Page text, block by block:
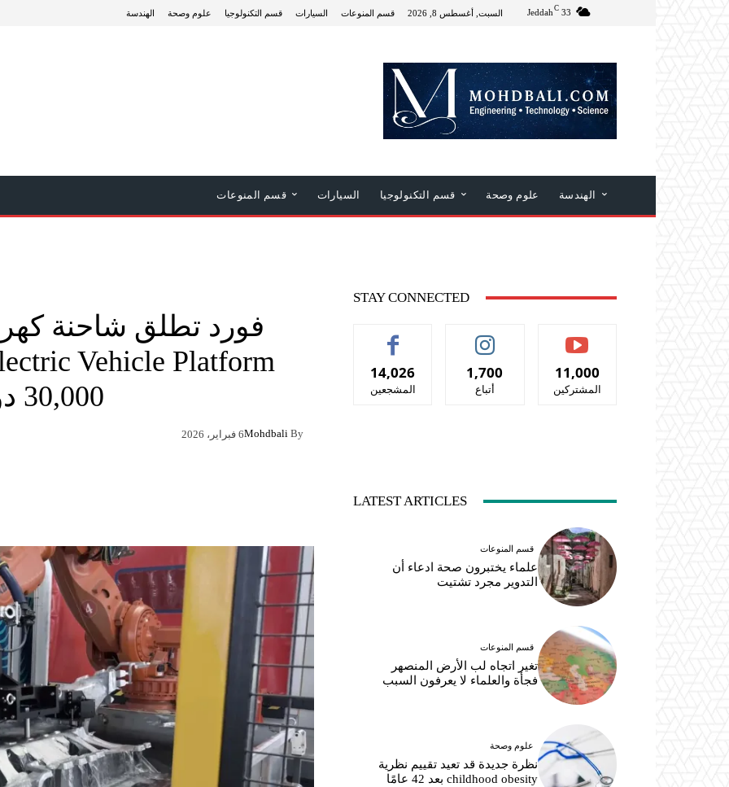
33
C
Jeddah السبت, أغسطس 8, 2026 الهندسة علوم وصحة قسم التكنولوجيا السيارات قسم المنوعات
الهندسة علوم وصحة قسم التكنولوجيا السيارات قسم المنوعات
فورد تطلق شاحنة
30,000 دولار
By
Mohdbali6 فبراير، 2026
STAY CONNECTED
14,026
المشجعين
1,700
أتباع
11,000
المشتركين
LATEST ARTICLES
قسم المنوعات
علماء يختبرون صحة ادعاء أن
التدوير مجرد تشتيت
قسم المنوعات
تغير اتجاه لب الأرض المنصهر
فجأة والعلماء لا يعرفون السبب
علوم وصحة
نظرة جديدة قد تعيد تقييم نظرية
childhood obesity بعد 42 عامًا